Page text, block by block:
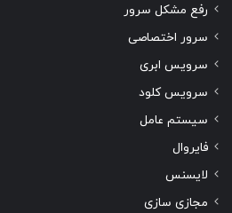
رفع مشکل سرور
سرور اختصاصی
سرویس ابری
سرویس کلود
سیستم عامل
فایروال
لایسنس
مجازی سازی